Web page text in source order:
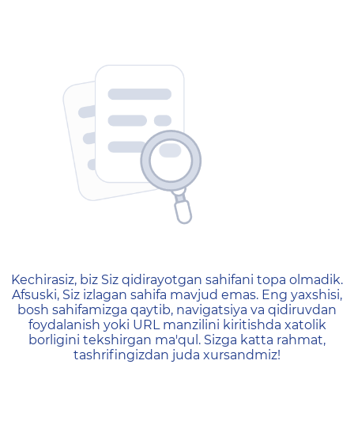
404 — Страница не
Kechirasiz, biz Siz qidirayotgan sahifani topa olmadik.
Afsuski, Siz izlagan sahifa mavjud emas. Eng yaxshisi,
bosh sahifamizga qaytib, navigatsiya va qidiruvdan
foydalanish yoki URL manzilini kiritishda xatolik
borligini tekshirgan ma'qul. Sizga katta rahmat,
tashrifingizdan juda xursandmiz!